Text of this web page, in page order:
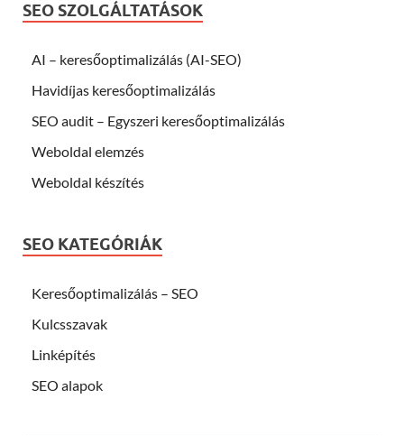
SEO SZOLGÁLTATÁSOK
AI – keresőoptimalizálás (AI-SEO)
Havidíjas keresőoptimalizálás
SEO audit – Egyszeri keresőoptimalizálás
Weboldal elemzés
Weboldal készítés
SEO KATEGÓRIÁK
Keresőoptimalizálás – SEO
Kulcsszavak
Linképítés
SEO alapok